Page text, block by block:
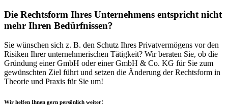
Die Rechtsform Ihres Unternehmens entspricht nicht
mehr Ihren Bedürfnissen?
Sie wünschen sich z. B. den Schutz Ihres Privatvermögens vor den
Risiken Ihrer unternehmerischen Tätigkeit? Wir beraten Sie, ob die
Gründung einer GmbH oder einer GmbH & Co. KG für Sie zum
gewünschten Ziel führt und setzen die Änderung der Rechtsform in
Theorie und Praxis für Sie um!
Wir helfen Ihnen gern persönlich weiter!